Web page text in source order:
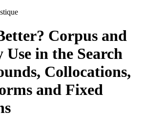
Corpus and
in the Search
Collocations,
and Fixed